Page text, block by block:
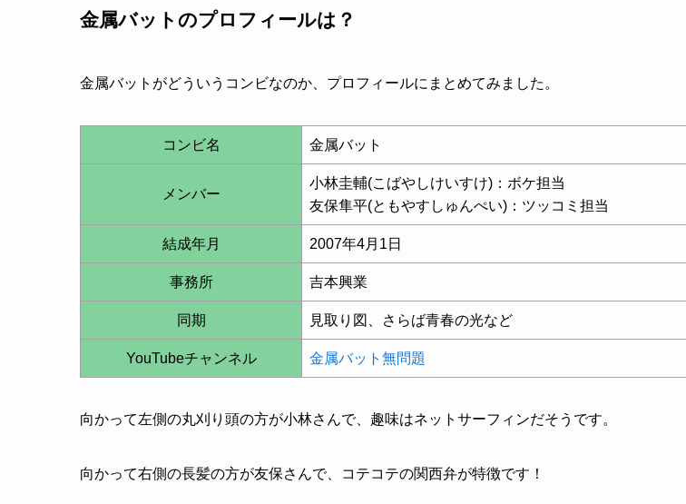
金属バット のプロフィールは？
金属バット がどういうコンビなのか、プロフィールにまとめてみました。
コンビ名 金属バット
メンバー
小林圭輔(こばやしけいすけ)：ボケ担当
友保隼平(ともやすしゅんぺい)：ツッコミ担当
結成年月 2007年4月1日
事務所 吉本興業
同期 見取り図、さらば青春の光など
YouTubeチャンネル 金属バット無問題
向かって左側の丸刈り頭の方が小林さんで、趣味はネットサーフィンだそうです。
向かって右側の長髪の方が友保さんで、コテコテの関西弁が特徴です！